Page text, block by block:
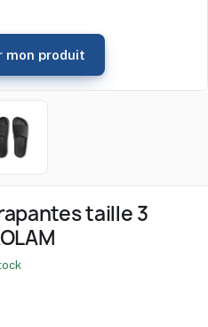
mon produit
taille 3